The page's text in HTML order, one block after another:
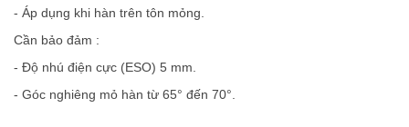
- Áp dụng khi hàn trên tôn mỏng.
Cần bảo đảm :
- Độ nhú điện cực (ESO) 5 mm.
- Góc nghiêng mỏ hàn từ 65° đến 70°.